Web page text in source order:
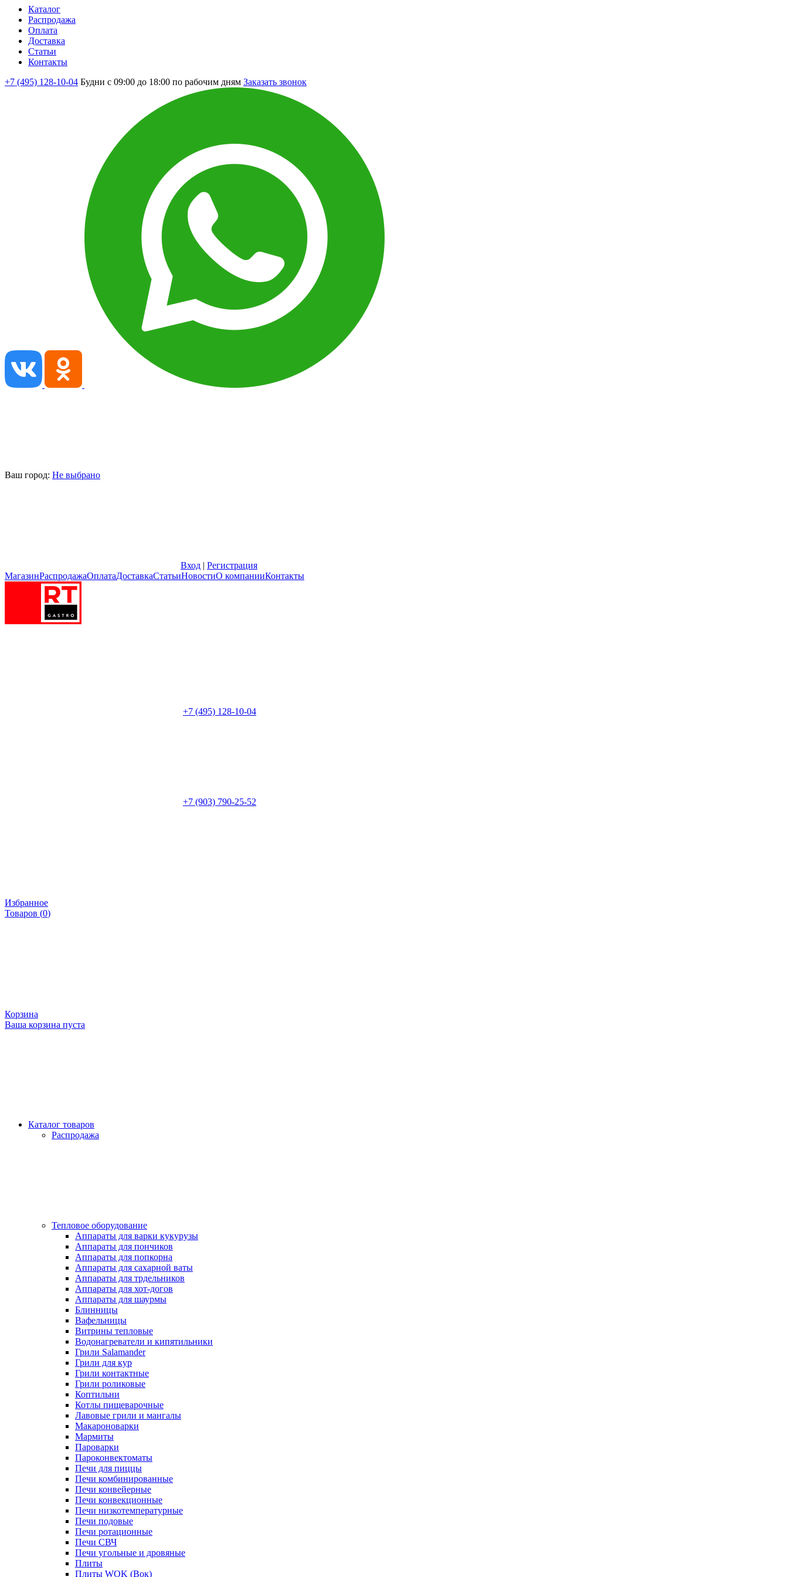
Каталог
Распродажа
Оплата
Доставка
Статьи
Контакты
+7 (495) 128-10-04 Будни с 09:00 до 18:00 по рабочим дням Заказать звонок
Ваш город: Не выбрано
Вход | Регистрация
МагазинРаспродажаОплатаДоставкаСтатьиНовостиО компанииКонтакты
+7 (495) 128-10-04
+7 (903) 790-25-52
Избранное
Товаров (0)
Корзина
Ваша корзина пуста
Каталог товаров
Распродажа
Тепловое оборудование
Аппараты для варки кукурузы
Аппараты для пончиков
Аппараты для попкорна
Аппараты для сахарной ваты
Аппараты для трдельников
Аппараты для хот-догов
Аппараты для шаурмы
Блинницы
Вафельницы
Витрины тепловые
Водонагреватели и кипятильники
Грили Salamander
Грили для кур
Грили контактные
Грили роликовые
Коптильни
Котлы пищеварочные
Лавовые грили и мангалы
Макароноварки
Мармиты
Пароварки
Пароконвектоматы
Печи для пиццы
Печи комбинированные
Печи конвейерные
Печи конвекционные
Печи низкотемпературные
Печи подовые
Печи ротационные
Печи СВЧ
Печи угольные и дровяные
Плиты
Плиты WOK (Вок)